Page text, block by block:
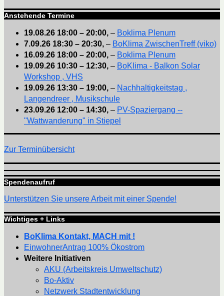
Anstehende Termine
19.08.26 18:00 – 20:00, – Boklima Plenum
7.09.26 18:30 – 20:30, – BoKlima ZwischenTreff (viko)
16.09.26 18:00 – 20:00, – Boklima Plenum
19.09.26 10:30 – 12:30, – BoKlima - Balkon Solar
Workshop , VHS
19.09.26 13:30 – 19:00, – Nachhaltigkeitstag ,
Langendreer , Musikschule
23.09.26 12:00 – 14:30, – PV-Spaziergang --
"Wattwanderung" in Stiepel
Zur Terminübersicht
Spendenaufruf
Unterstützen Sie unsere Arbeit mit einer Spende!
Wichtiges + Links
BoKlima Kontakt, MACH mit !
EinwohnerAntrag 100% Ökostrom
Weitere Initiativen
AKU (Arbeitskreis Umweltschutz)
Bo-Aktiv
Netzwerk Stadtentwicklung